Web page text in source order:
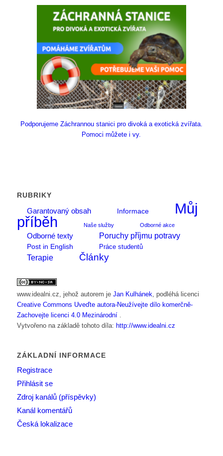
Podporujeme Záchrannou stanici pro divoká a exotická zvířata.
Pomoci můžete i vy.
RUBRIKY
Garantovaný obsah
Informace
Můj
příběh
Naše služby Odborné akce
Odborné texty Poruchy příjmu potravy
Post in English Práce studentů
Terapie Články
www.idealni.cz , jehož autorem je Jan Kulhánek , podléhá licenci
Creative Commons Uveďte autora-Neužívejte dílo komerčně-
Zachovejte licenci 4.0 Mezinárodní
Vytvořeno na základě tohoto díla: http://www.idealni.cz
ZÁKLADNÍ INFORMACE
Registrace
Přihlásit se
Zdroj kanálů (příspěvky)
Kanál komentářů
Česká lokalizace